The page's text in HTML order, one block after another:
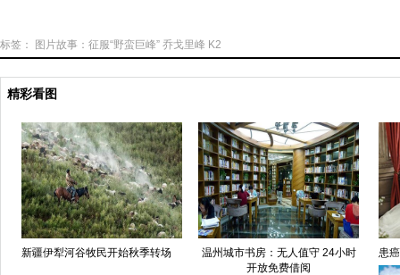
标签： 图片故事：征服“野蛮巨峰” 乔戈里峰 K2
精彩看图
新疆伊犁河谷牧民开始秋季转场
温州城市书房：无人值守 24小时
开放免费借阅
患